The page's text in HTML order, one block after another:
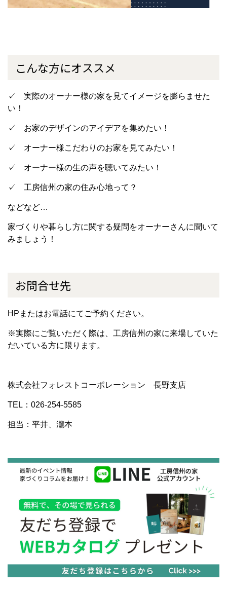
こんな方にオススメ
✓ 実際のオーナー様の家を見てイメージを膨らませた
い！
✓ お家のデザインのアイデアを集めたい！
✓ オーナー様こだわりのお家を見てみたい！
✓ オーナー様の生の声を聴いてみたい！
✓ 工房信州の家の住み心地って？
などなど…
家づくりや暮らし方に関する疑問をオーナーさんに聞いて
みましょう！
お問合せ先
HPまたはお電話にてご予約ください。
※実際にご覧いただく際は、工房信州の家に来場していた
だいている方に限ります。
株式会社フォレストコーポレーション 長野支店
TEL：026-254-5585
担当：平井、瀧本